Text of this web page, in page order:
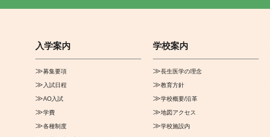
入学案内
募集要項
入試日程
AO入試
学費
各種制度
学校案内
長生医学の理念
教育方針
学校概要/沿革
地図アクセス
学校施設内